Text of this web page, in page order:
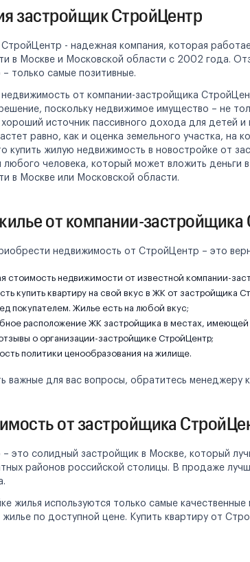
застройщик СтройЦентр
- надежная компания, которая
в Москве и Московской области с 2002 года.
только самые позитивные.
недвижимость от компании-застройщика
поскольку недвижимое имущество – не
источник пассивного дохода для детей и
равно, как и оценка земельного участка, на
купить жилую недвижимость в новостройке от
человека, который может вложить деньги
в Москве или Московской области.
от компании-застройщика
недвижимость от СтройЦентр – это
стоимость недвижимости от известной компании-
купить квартиру на свой вкус в ЖК от застройщика
покупателем. Жилье есть на любой вкус;
расположение ЖК застройщика в местах, имеющей
о организации-застройщике СтройЦентр;
политики ценообразования на жилище.
важные для вас вопросы, обратитесь менеджеру
от застройщика
это солидный застройщик в Москве, который
районов российской столицы. В продаже
жилья используются только самые
по доступной цене. Купить квартиру от